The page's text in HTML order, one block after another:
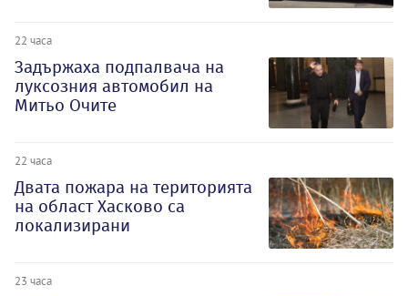
22 часа
Задържаха подпалвача на
луксозния автомобил на
Митьо Очите
22 часа
Двата пожара на територията
на област Хасково са
локализирани
23 часа